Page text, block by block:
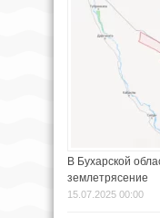
В Бухарской
землетрясение
15.07.2025 00:00